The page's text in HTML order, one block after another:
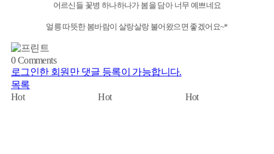
어르신들 꽃병 하나하나가 봄을 담아 너무 예쁘네요
얼릉 따뜻한 봄바람이 살랑살랑 불어왔으면 좋겠어요~*
0Comments
로그인한 회원만 댓글 등록이 가능합니다.
목록
Hot
Hot Hot